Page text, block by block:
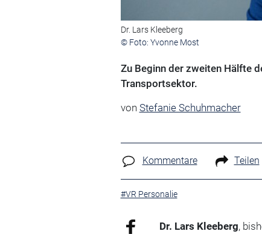
Dr. Lars Kleeberg
© Foto: Yvonne Most
Zu Beginn der zweiten Hälfte
Transportsektor.
von Stefanie Schuhmacher
Kommentare Teilen
#VR Personalie
Dr. Lars Kleeberg,